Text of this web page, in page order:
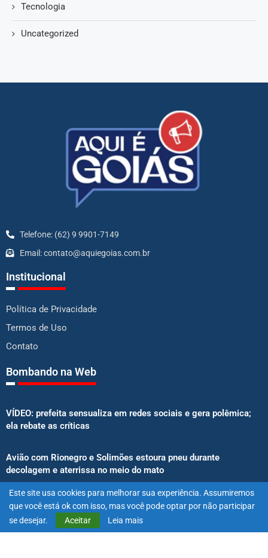
Tecnologia
Uncategorized
Telefone: (62) 9 9901-7149
Email: contato@aquiegoias.com.br
Institucional
Política de Privacidade
Termos de Uso
Contato
Bombando na Web
VÍDEO: prefeita sensualiza em redes sociais e gera polêmica;
ela rebate as críticas
Avião com Rionegro e Solimões estoura pneu durante
decolagem e aterrissa no meio do mato
Senado aprova proibição de atletas e influenciadores em
anúncios de bets
Este site usa cookies para melhorar sua experiência. Assumiremos
que você está ok com isso, mas você pode optar por não participar
se desejar.
Aceitar Leia mais